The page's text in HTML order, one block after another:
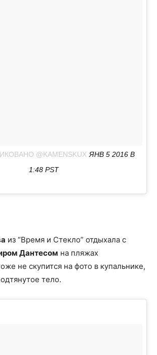
@KAMENSKUX ЯНВ 5 2016 В
1:48 PST
из “Время и Стекло” отдыхала с
Дантесом на пляжах
не скупится на фото в купальнике,
тело.